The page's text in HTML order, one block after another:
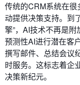
传统的CRM系统在
动提供决策支持。到
擎”，AI技术不再是
预测性AI进行潜在客
撰写邮件、总结会议
时服务。这标志着企
决策新纪元。